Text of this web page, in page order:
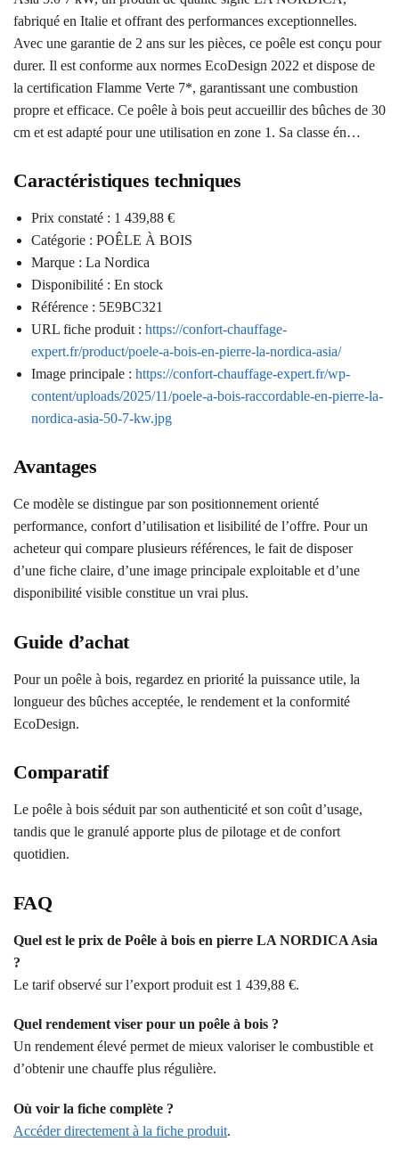
fabriqué en Italie et offrant des performances exceptionnelles.
Avec une garantie de 2 ans sur les pièces, ce poêle est conçu pour
durer. Il est conforme aux normes EcoDesign 2022 et dispose de
la certification Flamme Verte 7*, garantissant une combustion
propre et efficace. Ce poêle à bois peut accueillir des bûches de 30
cm et est adapté pour une utilisation en zone 1. Sa classe én…
Caractéristiques techniques
Prix constaté : 1 439,88 €
Catégorie : POÊLE À BOIS
Marque : La Nordica
Disponibilité : En stock
Référence : 5E9BC321
URL fiche produit : https://confort-chauffage-
expert.fr/product/poele-a-bois-en-pierre-la-nordica-asia/
Image principale : https://confort-chauffage-expert.fr/wp-
content/uploads/2025/11/poele-a-bois-raccordable-en-pierre-la-
nordica-asia-50-7-kw.jpg
Avantages
Ce modèle se distingue par son positionnement orienté
performance, confort d’utilisation et lisibilité de l’offre. Pour un
acheteur qui compare plusieurs références, le fait de disposer
d’une fiche claire, d’une image principale exploitable et d’une
disponibilité visible constitue un vrai plus.
Guide d’achat
Pour un poêle à bois, regardez en priorité la puissance utile, la
longueur des bûches acceptée, le rendement et la conformité
EcoDesign.
Comparatif
Le poêle à bois séduit par son authenticité et son coût d’usage,
tandis que le granulé apporte plus de pilotage et de confort
quotidien.
FAQ
Quel est le prix de Poêle à bois en pierre LA NORDICA Asia
?
Le tarif observé sur l’export produit est 1 439,88 €.
Quel rendement viser pour un poêle à bois ?
Un rendement élevé permet de mieux valoriser le combustible et
d’obtenir une chauffe plus régulière.
Où voir la fiche complète ?
Accéder directement à la fiche produit.